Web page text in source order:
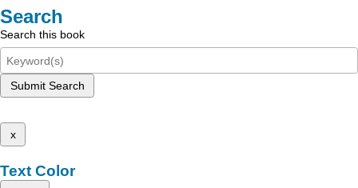
Search
Search this book
Submit Search
x
Text Color